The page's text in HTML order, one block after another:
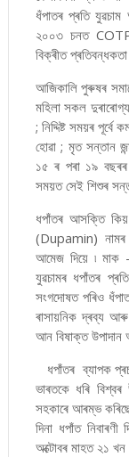
ধঁপাতৰ প্ৰতি যুৱচাম
২০০৩ চনত
বিক্ৰীত
আজিকালি পুৰুষৰ
মহিলা সকল
; নিদ্দিষ্ট সময়ৰ
হোৱা ; মৃত সন্তান
১৫ ৰ পৰা ১৯
সময়ত সেই শিশুৰ
ধপাঁতৰ আসক্তি
(Dupamin) নামৰ
আমেজ দিয়ে ৷ মাক -
যুৱচামৰ ধপাঁতৰ
সংগদোষত পৰিও
ৰাসায়নিক দ্ৰব্য আৰু
আন বিষাক্ত উপাদান
ধপাঁতৰ ব্যাপক
ভাৰতকে ধৰি
সহকাৰে আৰম্ভ
দিনা ধপাঁত
অক্টোবৰ মাহত ২১ খন